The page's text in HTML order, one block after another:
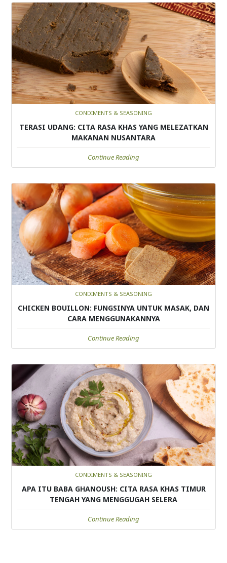
CONDIMENTS & SEASONING
TERASI UDANG: CITA RASA KHAS YANG MELEZATKAN
MAKANAN NUSANTARA
Continue Reading
CONDIMENTS & SEASONING
CHICKEN BOUILLON: FUNGSINYA UNTUK MASAK, DAN
CARA MENGGUNAKANNYA
Continue Reading
CONDIMENTS & SEASONING
APA ITU BABA GHANOUSH: CITA RASA KHAS TIMUR
TENGAH YANG MENGGUGAH SELERA
Continue Reading